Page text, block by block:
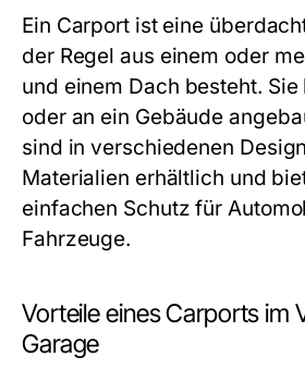
Ein Carport ist eine
der Regel aus einem oder
und einem Dach besteht.
oder an ein Gebäude
sind in verschiedenen
Materialien erhältlich und
einfachen Schutz für
Fahrzeuge.
Vorteile eines Carports im
Garage